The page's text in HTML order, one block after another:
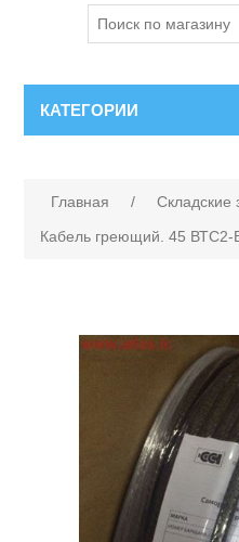
КАТЕГОРИИ
Главная / Складские
Кабель греющий. 45